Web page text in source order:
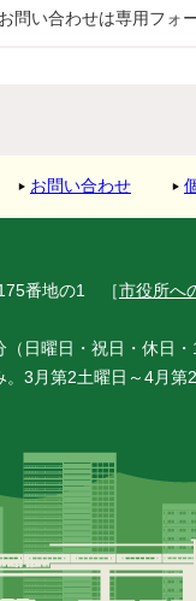
お問い合わせは専用フォ
お問い合わせ
番地の1 ［市役所へ
日曜日・祝日・休日・
3月第2土曜日～4月第2